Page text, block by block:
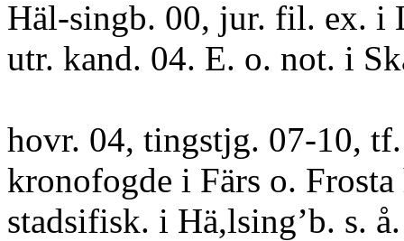
Häl-singb. 00, jur. fil. ex. i
utr. kand. 04. E. o. not. i
hovr. 04, tingstjg. 07-10, tf.
kronofogde i Färs o.
stadsifisk. i Hä,lsing’b. s.